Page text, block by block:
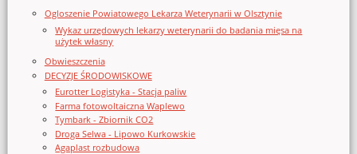
Ogloszenie Powiatowego Lekarza Weterynarii w Olsztynie
Wykaz urzędowych lekarzy weterynarii do badania mięsa na
użytek własny
Obwieszczenia
DECYZJE ŚRODOWISKOWE
Eurotter Logistyka - Stacja paliw
Farma fotowoltaiczna Waplewo
Tymbark - Zbiornik CO2
Droga Selwa - Lipowo Kurkowskie
Agaplast rozbudowa